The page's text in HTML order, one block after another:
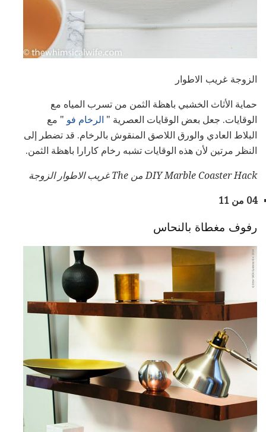
الزوجة غريب الاطوار
حماية الأثاث الخشبي باهظة الثمن من تسرب المياه مع
الوقايات. جعل بعض الوقايات العصرية " الرخام فو " مع
البلاط العادي والورق اللاصق المنقوش بالرخام. قد تضطر إلى
النظر مرتين لأن هذه الوقايات تشبه رخام كارارا باهظة الثمن.
DIY Marble Coaster Hack من The غريب الاطوار الزوجة
04 من 11
رفوف مغطاة بالنحاس